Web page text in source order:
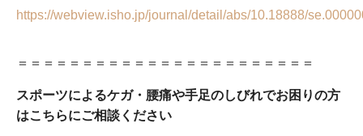
https://webview.isho.jp/journal/detail/abs/10.18888/
＝＝＝＝＝＝＝＝＝＝＝＝＝＝＝＝＝＝＝＝＝＝＝
スポーツによるケガ・腰痛や手足のしびれでお困りの方
はこちらにご相談ください